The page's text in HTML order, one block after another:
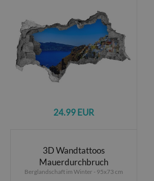
24.99 EUR
3D Wandtattoos
Mauerdurchbruch
Berglandschaft im Winter - 95x73 cm